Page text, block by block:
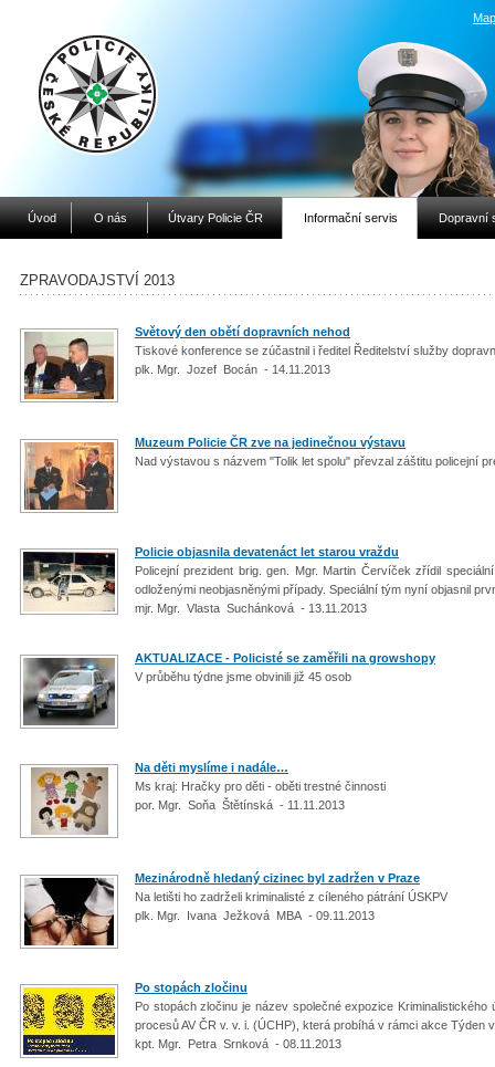
Úvod O nás Útvary Policie ČR Informační servis Dopravní
ZPRAVODAJSTVÍ 2013
Světový den obětí dopravních nehod
Tiskové konference se zúčastnil i ředitel Ředitelství služby
plk. Mgr. Jozef Bocán - 14.11.2013
Muzeum Policie ČR zve na jedinečnou výstavu
Nad výstavou s názvem "Tolik let spolu" převzal záštitu policejní
Policie objasnila devatenáct let starou vraždu
Policejní prezident brig. gen. Mgr. Martin Červíček zřídil
odloženými neobjasněnými případy. Speciální tým nyní objasnil
mjr. Mgr. Vlasta Suchánková - 13.11.2013
AKTUALIZACE - Policisté se zaměřili na growshopy
V průběhu týdne jsme obvinili již 45 osob
Na děti myslíme i nadále…
Ms kraj: Hračky pro děti - oběti trestné činnosti
por. Mgr. Soňa Štětínská - 11.11.2013
Mezinárodně hledaný cizinec byl zadržen v Praze
Na letišti ho zadrželi kriminalisté z cíleného pátrání ÚSKPV
plk. Mgr. Ivana Ježková MBA - 09.11.2013
Po stopách zločinu
Po stopách zločinu je název společné expozice
procesů AV ČR v. v. i. (ÚCHP), která probíhá v rámci akce Týden
kpt. Mgr. Petra Srnková - 08.11.2013